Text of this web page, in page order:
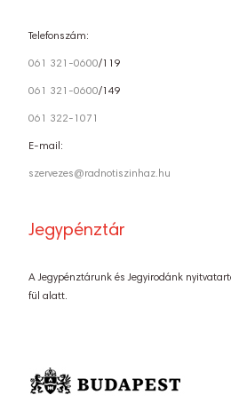
Telefonszám:
061 321-0600/119
061 321-0600/149
061 322-1071
E-mail:
szervezes@radnotiszinhaz.hu
Jegypénztár
A Jegypénztárunk és Jegyirodánk
fül alatt.